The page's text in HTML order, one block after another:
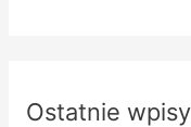
Ostatnie wpisy